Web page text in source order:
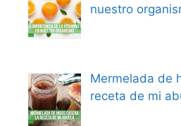
nuestro
Mermelada de
receta de mi